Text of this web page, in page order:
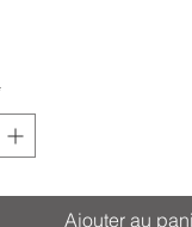
Ajouter au